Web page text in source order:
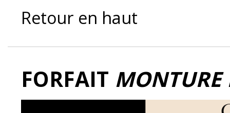
Retour en haut
FORFAIT MONTURE